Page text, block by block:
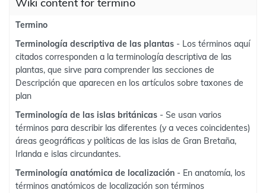
Termino
Terminología descriptiva de las plantas - Los términos aquí
citados corresponden a la terminología descriptiva de las
plantas, que sirve para comprender las secciones de
Descripción que aparecen en los artículos sobre taxones de
plan
Terminología de las islas británicas - Se usan varios
términos para describir las diferentes (y a veces coincidentes)
áreas geográficas y políticas de las islas de Gran Bretaña,
Irlanda e islas circundantes.
Terminología anatómica de localización - En anatomía, los
términos anatómicos de localización son términos